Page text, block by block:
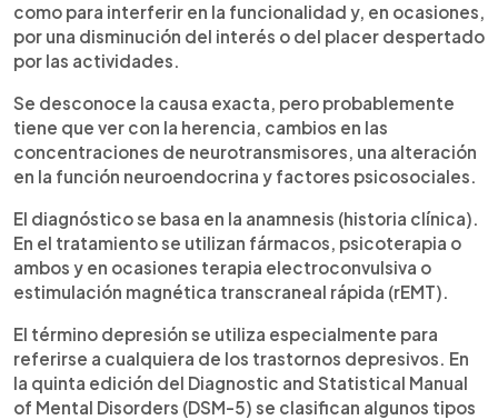
como para interferir en la funcionalidad y, en ocasiones,
por una disminución del interés o del placer despertado
por las actividades.
Se desconoce la causa exacta, pero probablemente
tiene que ver con la herencia, cambios en las
concentraciones de neurotransmisores, una alteración
en la función neuroendocrina y factores psicosociales.
El diagnóstico se basa en la anamnesis (historia clínica).
En el tratamiento se utilizan fármacos, psicoterapia o
ambos y en ocasiones terapia electroconvulsiva o
estimulación magnética transcraneal rápida (rEMT).
El término depresión se utiliza especialmente para
referirse a cualquiera de los trastornos depresivos. En
la quinta edición del Diagnostic and Statistical Manual
of Mental Disorders (DSM-5) se clasifican algunos tipos